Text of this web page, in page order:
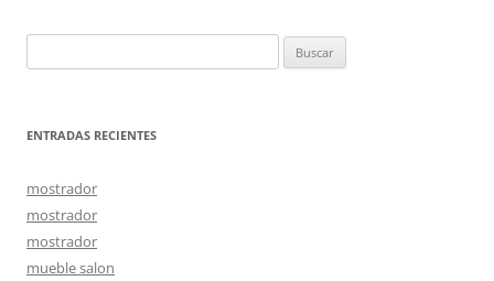
ENTRADAS RECIENTES
mostrador
mostrador
mostrador
mueble salon